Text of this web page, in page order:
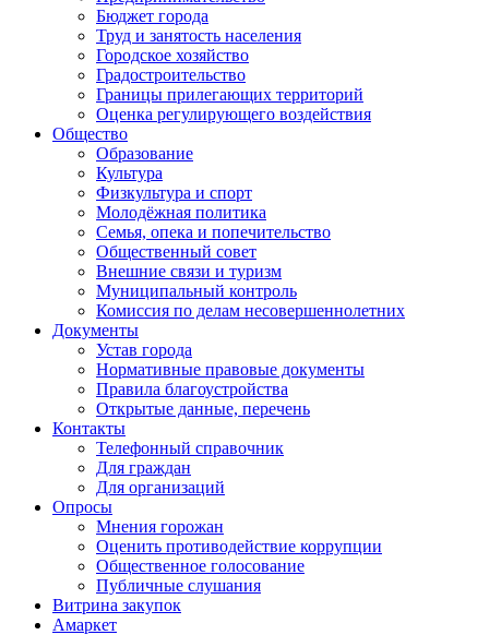
Бюджет города
Труд и занятость населения
Городское хозяйство
Градостроительство
Границы прилегающих территорий
Оценка регулирующего воздействия
Общество
Образование
Культура
Физкультура и спорт
Молодёжная политика
Семья, опека и попечительство
Общественный совет
Внешние связи и туризм
Муниципальный контроль
Комиссия по делам несовершеннолетних
Документы
Устав города
Нормативные правовые документы
Правила благоустройства
Открытые данные, перечень
Контакты
Телефонный справочник
Для граждан
Для организаций
Опросы
Мнения горожан
Оценить противодействие коррупции
Общественное голосование
Публичные слушания
Витрина закупок
Амаркет